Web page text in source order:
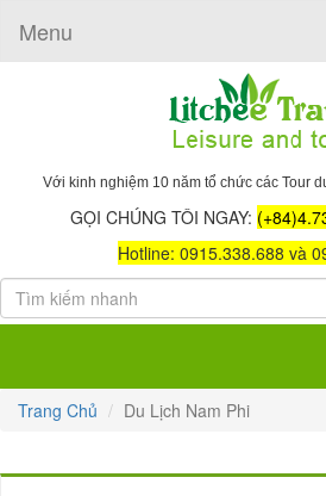
Menu
Với kinh nghiệm 10 năm tổ chức các Tour
GỌI CHÚNG TÔI NGAY:
Hotline: 0915.338.688 và
Trang Chủ Du Lịch Nam Phi